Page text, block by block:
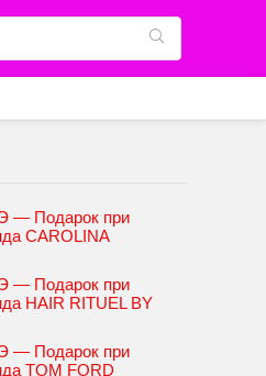
— Подарок при
CAROLINA
— Подарок при
HAIR RITUEL BY
— Подарок при
TOM FORD